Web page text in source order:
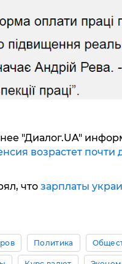
"Диалог.UA"
возрастет почти
чтозарплаты
Политика